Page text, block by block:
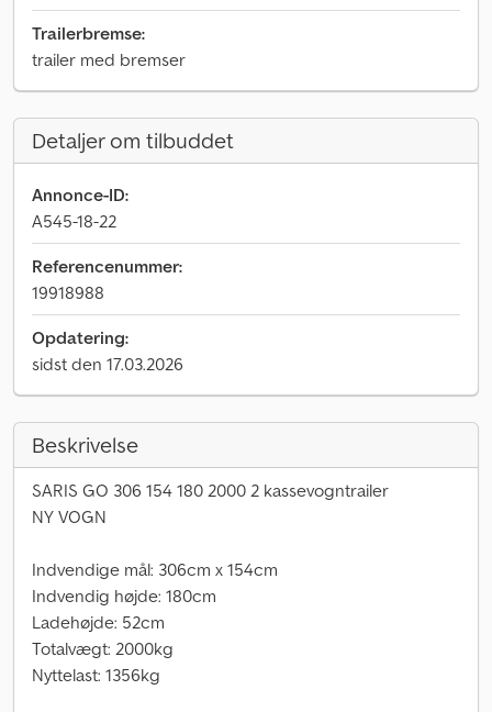
Trailerbremse:
trailer med bremser
Detaljer om tilbuddet
Annonce-ID:
A545-18-22
Referencenummer:
19918988
Opdatering:
sidst den 17.03.2026
Beskrivelse
SARIS GO 306 154 180 2000 2 kassevogntrailer
NY VOGN
Indvendige mål: 306cm x 154cm
Indvendig højde: 180cm
Ladehøjde: 52cm
Totalvægt: 2000kg
Nyttelast: 1356kg